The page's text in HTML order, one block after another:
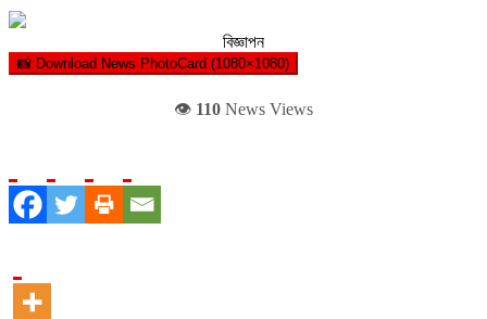
বিজ্ঞাপন
📸 Download News PhotoCard (1080×1080)
👁️ 110 News Views